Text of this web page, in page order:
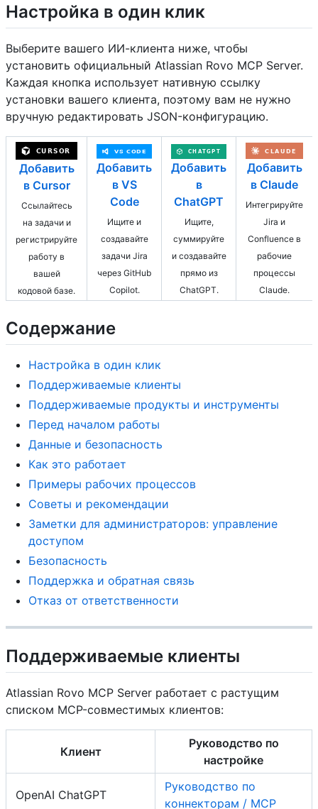
Настройка в один клик
Выберите вашего ИИ-клиента ниже, чтобы
установить официальный Atlassian Rovo MCP Server.
Каждая кнопка использует нативную ссылку
установки вашего клиента, поэтому вам не нужно
вручную редактировать JSON-конфигурацию.
Добавить
в Cursor
Ссылайтесь
на задачи и
регистрируйте
работу в
вашей
кодовой базе.
Добавить
в VS
Code
Ищите и
создавайте
задачи Jira
через GitHub
Copilot.
Добавить
в
ChatGPT
Ищите,
суммируйте
и создавайте
прямо из
ChatGPT.
Добавить
в Claude
Интегрируйте
Jira и
Confluence в
рабочие
процессы
Claude.
Содержание
Настройка в один клик
Поддерживаемые клиенты
Поддерживаемые продукты и инструменты
Перед началом работы
Данные и безопасность
Как это работает
Примеры рабочих процессов
Советы и рекомендации
Заметки для администраторов: управление
доступом
Безопасность
Поддержка и обратная связь
Отказ от ответственности
Поддерживаемые клиенты
Atlassian Rovo MCP Server работает с растущим
списком MCP-совместимых клиентов:
Клиент
Руководство по
настройке
OpenAI ChatGPT
Руководство по
коннекторам / MCP